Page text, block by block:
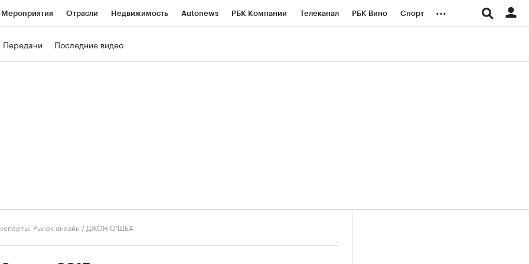
Мероприятия Отрасли Недвижимость Autonews РБК Компании Телеканал РБК Вино Спорт ...
Передачи Последние видео
Рынок онлайн / ДЖОН О'ШЕА